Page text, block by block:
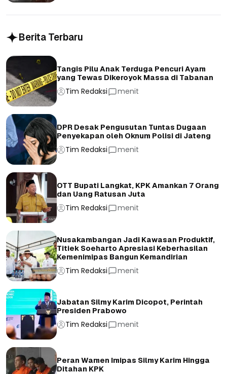
Berita Terbaru
Tangis Pilu Anak Terduga Pencuri Ayam
yang Tewas Dikeroyok Massa di Tabanan
Tim Redaksi menit
DPR Desak Pengusutan Tuntas Dugaan
Penyekapan oleh Oknum Polisi di Jateng
Tim Redaksi menit
OTT Bupati Langkat, KPK Amankan 7 Orang
dan Uang Ratusan Juta
Tim Redaksi menit
Nusakambangan Jadi Kawasan Produktif,
Titiek Soeharto Apresiasi Keberhasilan
Kemenimipas Bangun Kemandirian
Tim Redaksi menit
Jabatan Silmy Karim Dicopot, Perintah
Presiden Prabowo
Tim Redaksi menit
Peran Wamen Imipas Silmy Karim Hingga
Ditahan KPK